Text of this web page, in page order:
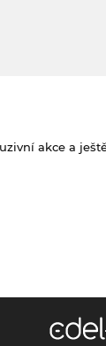
akce a